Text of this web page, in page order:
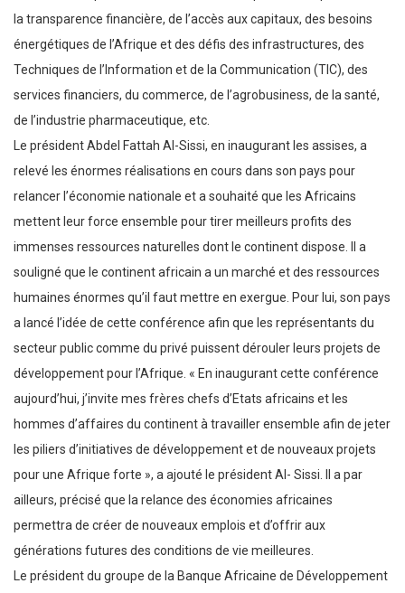
la transparence financière, de l’accès aux capitaux, des besoins
énergétiques de l’Afrique et des défis des infrastructures, des
Techniques de l’Information et de la Communication (TIC), des
services financiers, du commerce, de l’agrobusiness, de la santé,
de l’industrie pharmaceutique, etc.
Le président Abdel Fattah Al-Sissi, en inaugurant les assises, a
relevé les énormes réalisations en cours dans son pays pour
relancer l’économie nationale et a souhaité que les Africains
mettent leur force ensemble pour tirer meilleurs profits des
immenses ressources naturelles dont le continent dispose. Il a
souligné que le continent africain a un marché et des ressources
humaines énormes qu’il faut mettre en exergue. Pour lui, son pays
a lancé l’idée de cette conférence afin que les représentants du
secteur public comme du privé puissent dérouler leurs projets de
développement pour l’Afrique. « En inaugurant cette conférence
aujourd’hui, j’invite mes frères chefs d’Etats africains et les
hommes d’affaires du continent à travailler ensemble afin de jeter
les piliers d’initiatives de développement et de nouveaux projets
pour une Afrique forte », a ajouté le président Al- Sissi. Il a par
ailleurs, précisé que la relance des économies africaines
permettra de créer de nouveaux emplois et d’offrir aux
générations futures des conditions de vie meilleures.
Le président du groupe de la Banque Africaine de Développement